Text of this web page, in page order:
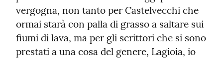
vergogna, non tanto per Castelvecchi che
ormai starà con palla di grasso a saltare sui
fiumi di lava, ma per gli scrittori che si sono
prestati a una cosa del genere, Lagioia, io